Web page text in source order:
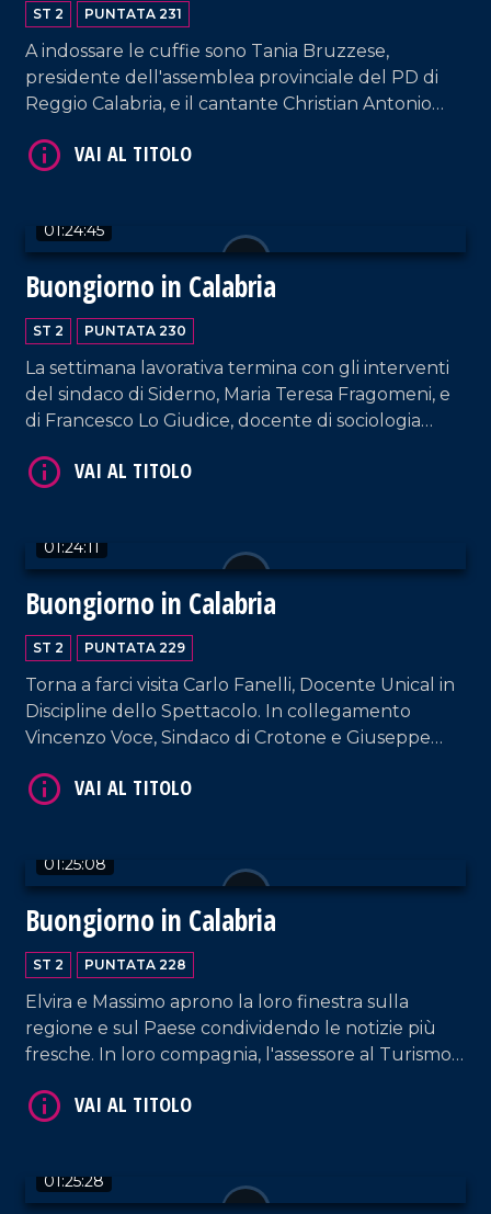
ST 2 PUNTATA 231
A indossare le cuffie sono Tania Bruzzese,
presidente dell'assemblea provinciale del PD di
Reggio Calabria, e il cantante Christian Antonio
01:24:45
Buongiorno in Calabria
ST 2 PUNTATA 230
La settimana lavorativa termina con gli interventi
del sindaco di Siderno, Maria Teresa Fragomeni, e
di Francesco Lo Giudice, docente di sociologia
01:24:11
Buongiorno in Calabria
ST 2 PUNTATA 229
Torna a farci visita Carlo Fanelli, Docente Unical in
Discipline dello Spettacolo. In collegamento
Vincenzo Voce, Sindaco di Crotone e Giuseppe
Show Dance Academy.
01:25:08
Buongiorno in Calabria
ST 2 PUNTATA 228
Elvira e Massimo aprono la loro finestra sulla
regione e sul Paese condividendo le notizie più
fresche. In loro compagnia, l'assessore al Turismo
Ferrara.
01:25:28
VAI AL TITOLO
VAI AL TITOLO
VAI AL TITOLO
VAI AL TITOLO